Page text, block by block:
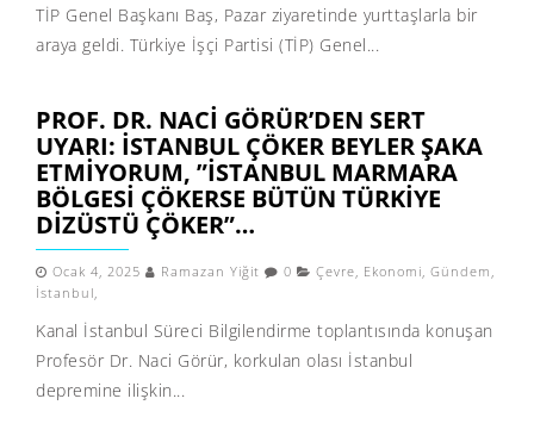
TİP Genel Başkanı Baş, Pazar ziyaretinde yurttaşlarla bir
araya geldi. Türkiye İşçi Partisi (TİP) Genel...
PROF. DR. NACI GÖRÜR’DEN SERT
UYARI: İSTANBUL ÇÖKER BEYLER ŞAKA
ETMIYORUM, ”İSTANBUL MARMARA
BÖLGESI ÇÖKERSE BÜTÜN TÜRKIYE
DIZÜSTÜ ÇÖKER”…
Ocak 4, 2025 Ramazan Yiğit 0 Çevre, Ekonomi, Gündem ,
İstanbul,
Kanal İstanbul Süreci Bilgilendirme toplantısında konuşan
Profesör Dr. Naci Görür, korkulan olası İstanbul
depremine ilişkin...